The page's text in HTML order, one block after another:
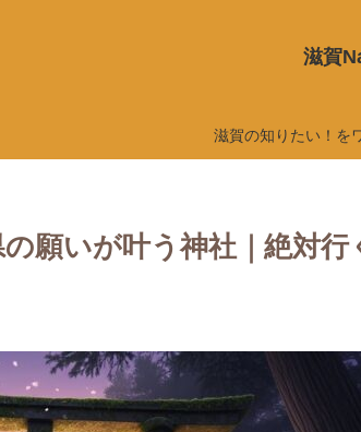
滋賀
滋賀の知りたい！を
願いが叶う神社｜絶対行